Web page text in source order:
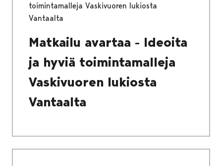
toimintamalleja Vaskivuoren lukiosta
Vantaalta
Matkailu avartaa - Ideoita
ja hyviä toimintamalleja
Vaskivuoren lukiosta
Vantaalta